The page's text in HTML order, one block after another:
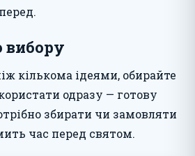
вибору
кількома ідеями, обирайте
одразу — готову
збирати чи замовляти
час перед святом.